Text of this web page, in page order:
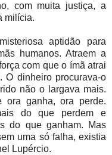
com muita justiça, a
milícia.
aptidão para
humanos. Atraem a
com que o ímã atrai
O dinheiro procurava-o
não o largava mais.
ora ganha, ora perde.
do que perdem e
do que ganham. Mas
uma só falha, existia
Lupércio.